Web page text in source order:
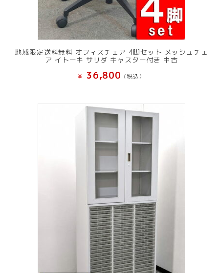
地域限定送料無料 オフィスチェア 4脚セット メッシュチェ
ア イトーキ サリダ キャスター付き 中古
¥ 36,800 (税込）